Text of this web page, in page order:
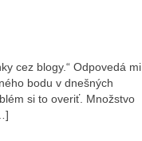
cez blogy.“ Odpovedá mi
bodu v dnešných
si to overiť. Množstvo